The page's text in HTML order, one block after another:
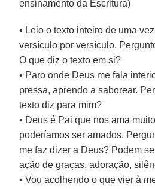
ensinamento da Escritura)
• Leio o texto inteiro de uma
versículo por versículo.
O que diz o texto em si?
• Paro onde Deus me fala
pressa, aprendo a saborear.
texto diz para mim?
• Deus é Pai que nos ama
poderíamos ser amados.
me faz dizer a Deus? Podem
ação de graças, adoração,
• Vou acolhendo o que vier à